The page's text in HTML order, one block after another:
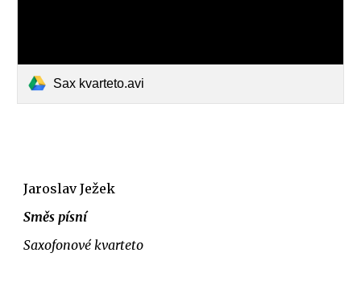
Sax kvarteto.avi
Jaroslav Ježek
Směs písní
Saxofonové kvarteto